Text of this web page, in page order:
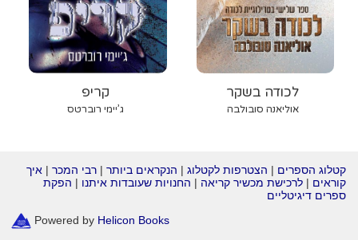
קריפ
ג’יימי רוברטס
לכודה בשקר
אוליאנה סובולבה
קטלוג הספרים | הצטרפות לקטלוג | הנקראים ביותר | רבי המכר | איך
קוראים | לרכישת מכשיר קריאה | החנויות שעובדות איתנו | הפקת
ספרים דיגיטליים
Powered by Helicon Books